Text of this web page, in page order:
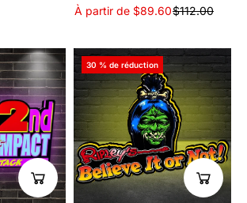
À partir de $89.60$112.00
30 % de réduction